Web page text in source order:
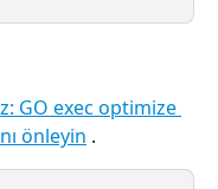
GO exec optimize
önleyin .